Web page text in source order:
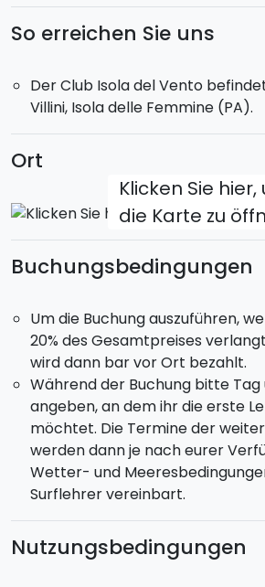
und das Panorama genießen.
Diese Angebot giltvon Juni bis
So erreichen Sie uns
Der Club Isola del Vento
Villini, Isola delle Femmine (PA).
Ort
Klicken Sie hier,
die Karte zu
Buchungsbedingungen
Um die Buchung auszuführen,
20% des Gesamtpreises
wird dann bar vor Ort bezahlt.
Während der Buchung bitte Tag
angeben, an dem ihr die erste
möchtet. Die Termine der
werden dann je nach eurer
Wetter- und
Surflehrer vereinbart.
Nutzungsbedingungen